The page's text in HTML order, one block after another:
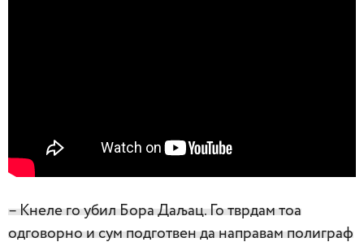
– Кнеле го убил Бора Даљац. Го тврдам тоа
одговорно и сум подготвен да направам полиграф